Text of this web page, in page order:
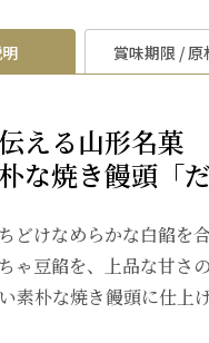
賞味期限 / 原
える山形名菓
な焼き饅頭「だ
どけなめらかな白餡を
ゃ豆餡を、上品な甘さ
素朴な焼き饅頭に仕上げ